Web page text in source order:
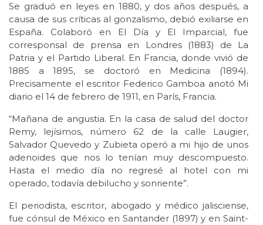
Se graduó en leyes en 1880, y dos años después, a
causa de sus críticas al gonzalismo, debió exiliarse en
España. Colaboró en El Día y El Imparcial, fue
corresponsal de prensa en Londres (1883) de La
Patria y el Partido Liberal. En Francia, donde vivió de
1885 a 1895, se doctoró en Medicina (1894).
Precisamente el escritor Federico Gamboa anotó Mi
diario el 14 de febrero de 1911, en París, Francia.
“Mañana de angustia. En la casa de salud del doctor
Remy, lejísimos, número 62 de la calle Laugier,
Salvador Quevedo y Zubieta operó a mi hijo de unos
adenoides que nos lo tenían muy descompuesto.
Hasta el medio día no regresé al hotel con mi
operado, todavía debilucho y sonriente”.
El periodista, escritor, abogado y médico jalisciense,
fue cónsul de México en Santander (1897) y en Saint-